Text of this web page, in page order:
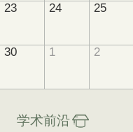
23 24 25
30 1 2
学术前沿